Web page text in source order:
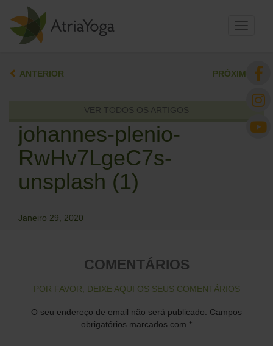
Toggle
ANTERIOR PRÓXIMO
VER TODOS OS ARTIGOS
johannes-plenio-
RwHv7LgeC7s-
unsplash (1)
Janeiro 29, 2020
COMENTÁRIOS
POR FAVOR, DEIXE AQUI OS SEUS COMENTÁRIOS
O seu endereço de email não será publicado.
Campos
obrigatórios marcados com *